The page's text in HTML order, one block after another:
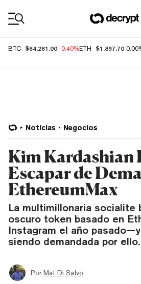
BTC $64,261.00 -0.40%ETH $1,897.70
Noticias Negocios
Kim Kardashian
Escapar de
EthereumMax
La multimillonaria socialite
oscuro token basado en
Instagram el año
siendo demandada por ello.
Por Mat Di Salvo